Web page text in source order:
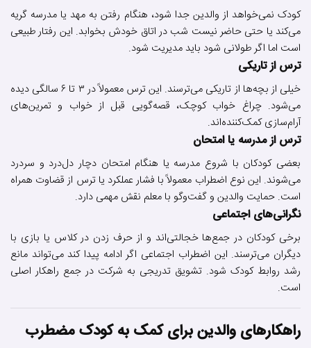
کودک نمی‌خواهد از والدین جدا شود، هنگام رفتن به مهد یا مدرسه گریه
می‌کند یا حتی حاضر نیست شب در اتاق خودش بخوابد. این رفتار طبیعی
است اما اگر طولانی شود باید مدیریت شود.
ترس از تاریکی
خیلی از بچه‌ها از تاریکی می‌ترسند. این ترس معمولاً در ۳ تا ۶ سالگی دیده
می‌شود. چراغ خواب کوچک، قصه‌گویی قبل از خواب و تمرین‌های
آرام‌سازی کمک‌کننده‌اند.
ترس از مدرسه یا امتحان
بعضی کودکان با شروع مدرسه یا هنگام امتحان دچار دل‌درد و سردرد
می‌شوند. این نوع اضطراب معمولاً با فشار عملکرد یا ترس از قضاوت همراه
است. حمایت والدین و گفت‌وگو با معلم نقش مهمی دارد.
نگرانی‌های اجتماعی
برخی کودکان در جمع‌ها خجالتی‌اند و از حرف زدن در کلاس یا بازی با
دیگران می‌ترسند. این اضطراب اجتماعی اگر ادامه پیدا کند می‌تواند مانع
رشد روابط کودک شود. تشویق تدریجی به شرکت در جمع راهکار اصلی
است.
راهکارهای والدین برای کمک به کودک مضطرب